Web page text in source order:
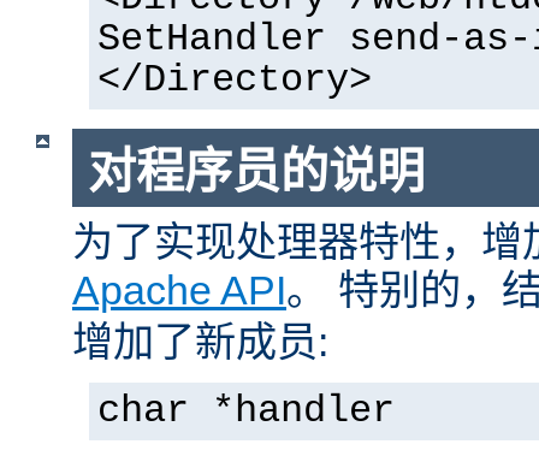
SetHandler send-
</Directory>
对程序员的说明
为了实现处理器特性，增
Apache API。 特别的，
增加了新成员:
char *handler